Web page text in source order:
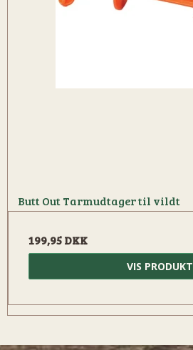
Butt Out Tarmudtager til vildt
199,95 DKK
VIS PRODUKT